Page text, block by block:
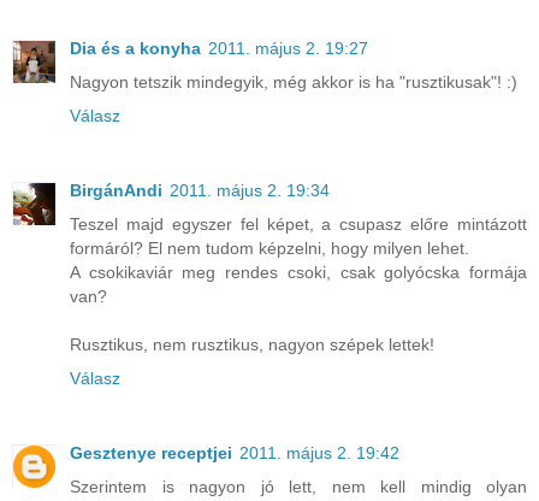
Dia és a konyha 2011. május 2. 19:27
Nagyon tetszik mindegyik, még akkor is ha "rusztikusak"! :)
Válasz
BirgánAndi 2011. május 2. 19:34
Teszel majd egyszer fel képet, a csupasz előre mintázott
formáról? El nem tudom képzelni, hogy milyen lehet.
A csokikaviár meg rendes csoki, csak golyócska formája
van?
Rusztikus, nem rusztikus, nagyon szépek lettek!
Válasz
Gesztenye receptjei 2011. május 2. 19:42
Szerintem is nagyon jó lett, nem kell mindig olyan